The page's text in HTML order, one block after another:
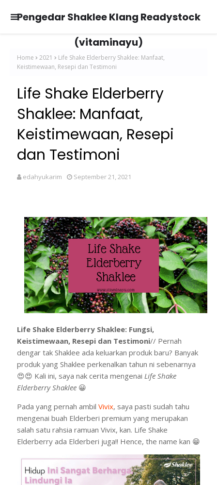
Pengedar Shaklee Klang Readystock
(vitaminayu)
Home 2021
Life Shake Elderberry Shaklee: Manfaat,
Keistimewaan, Resepi dan Testimoni
Life Shake Elderberry
Shaklee: Manfaat,
Keistimewaan, Resepi
dan Testimoni
edahyukarim September 21, 2021
Life Shake Elderberry Shaklee: Fungsi,
Keistimewaan, Resepi dan Testimoni// Pernah
dengar tak Shaklee ada keluarkan produk baru? Banyak
produk yang Shaklee perkenalkan tahun ni sebenarnya
😍😍 Kali ini, saya nak cerita mengenai Life Shake
Elderberry Shaklee 😀
Pada yang pernah ambil Vivix, saya pasti sudah tahu
mengenai buah Elderberi premium yang merupakan
salah satu rahsia ramuan Vivix, kan. Life Shake
Elderberry ada Elderberi juga!! Hence, the name kan 😁